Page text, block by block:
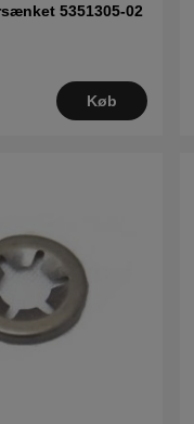
5351305-02
Køb